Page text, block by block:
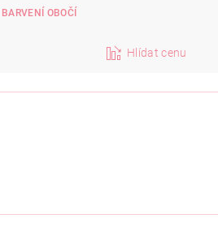
BARVENÍ OBOČÍ
Hlídat cenu